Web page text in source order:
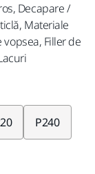
Decapare /
Materiale
vopsea, Filler de
P240